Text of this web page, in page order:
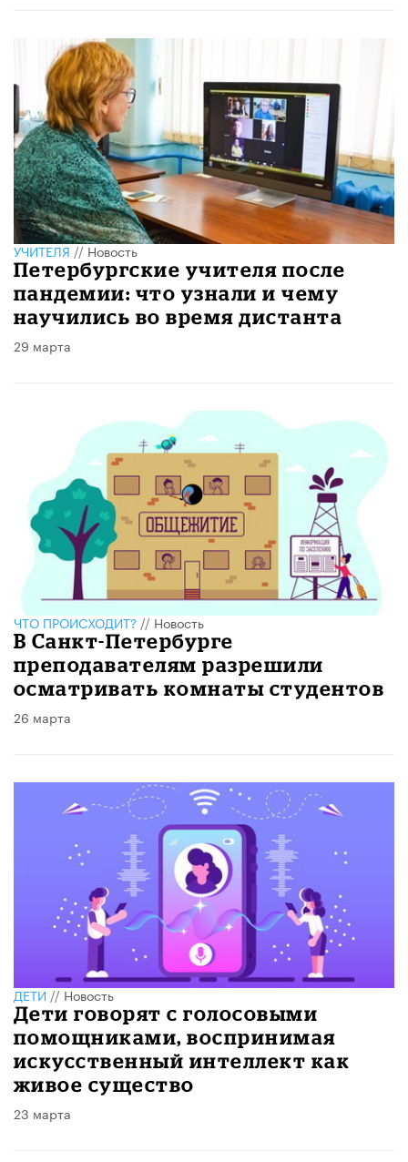
УЧИТЕЛЯ//Новость
Петербургские учителя после
пандемии: что узнали и чему
научились во время дистанта
29 марта
ЧТО ПРОИСХОДИТ?//Новость
В Санкт-Петербурге
преподавателям разрешили
осматривать комнаты студентов
26 марта
ДЕТИ//Новость
Дети говорят с голосовыми
помощниками, воспринимая
искусственный интеллект как
живое существо
23 марта